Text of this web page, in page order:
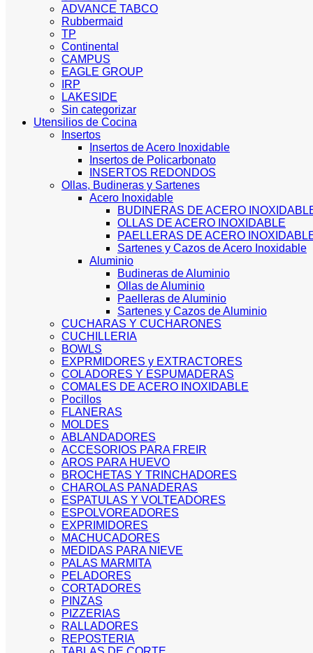
ADVANCE TABCO
Rubbermaid
TP
Continental
CAMPUS
EAGLE GROUP
IRP
LAKESIDE
Sin categorizar
Utensilios de Cocina
Insertos
Insertos de Acero Inoxidable
Insertos de Policarbonato
INSERTOS REDONDOS
Ollas, Budineras y Sartenes
Acero Inoxidable
BUDINERAS DE ACERO
OLLAS DE ACERO INOXIDABLE
PAELLERAS DE ACERO
Sartenes y Cazos de Acero Inoxidable
Aluminio
Budineras de Aluminio
Ollas de Aluminio
Paelleras de Aluminio
Sartenes y Cazos de Aluminio
CUCHARAS Y CUCHARONES
CUCHILLERIA
BOWLS
EXPRMIDORES y EXTRACTORES
COLADORES Y ESPUMADERAS
COMALES DE ACERO INOXIDABLE
Pocillos
FLANERAS
MOLDES
ABLANDADORES
ACCESORIOS PARA FREIR
AROS PARA HUEVO
BROCHETAS Y TRINCHADORES
CHAROLAS PANADERAS
ESPATULAS Y VOLTEADORES
ESPOLVOREADORES
EXPRIMIDORES
MACHUCADORES
MEDIDAS PARA NIEVE
PALAS MARMITA
PELADORES
CORTADORES
PINZAS
PIZZERIAS
RALLADORES
REPOSTERIA